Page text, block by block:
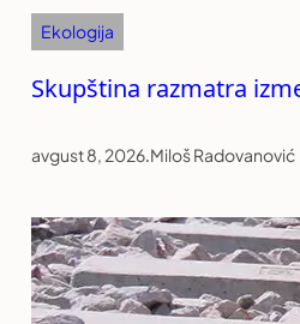
Ekologija
Skupština razmatra
avgust 8, 2026.Miloš Radovanović